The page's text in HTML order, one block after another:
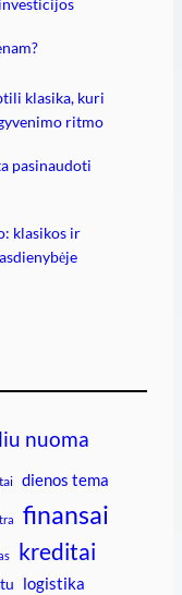
klasika, kuri
ritmo
pasinaudoti
klasikos ir
nuoma
dienos tema
finansai
kreditai
logistika